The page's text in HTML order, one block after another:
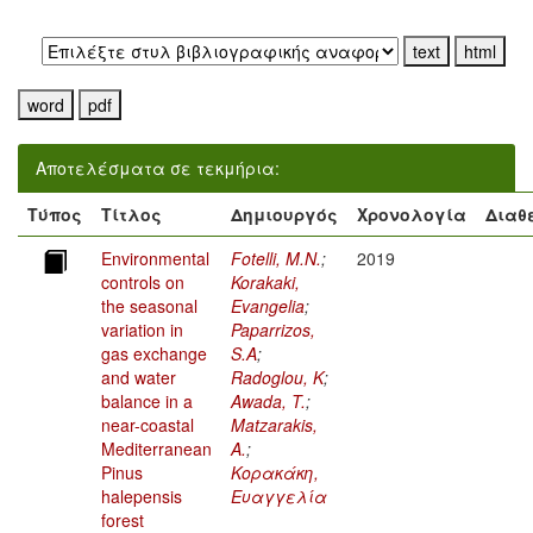
Αποτελέσματα σε τεκμήρια:
Τύπος
Τίτλος Δημιουργός Χρονολογία
Environmental
controls on
the seasonal
variation in
gas exchange
and water
balance in a
near-coastal
Mediterranean
Pinus
halepensis
forest
Fotelli, M.N.;
Korakaki,
Evangelia;
Paparrizos,
S.A;
Radoglou, K;
Awada, T.;
Matzarakis,
A.;
Κορακάκη,
Ευαγγελία
2019